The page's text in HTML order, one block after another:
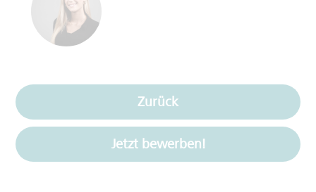
Zurück
Jetzt bewerben!